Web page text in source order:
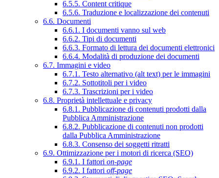
6.5.5. Content critique
6.5.6. Traduzione e localizzazione dei contenuti
6.6. Documenti
6.6.1. I documenti vanno sul web
6.6.2. Tipi di documenti
6.6.3. Formato di lettura dei documenti elettronici
6.6.4. Modalità di produzione dei documenti
6.7. Immagini e video
6.7.1. Testo alternativo (alt text) per le immagini
6.7.2. Sottotitoli per i video
6.7.3. Trascrizioni per i video
6.8. Proprietà intellettuale e privacy
6.8.1. Pubblicazione di contenuti prodotti dalla
Pubblica Amministrazione
6.8.2. Pubblicazione di contenuti non prodotti
dalla Pubblica Amministrazione
6.8.3. Consenso dei soggetti ritratti
6.9. Ottimizzazione per i motori di ricerca (SEO)
6.9.1. I fattori on-page
6.9.2. I fattori off-page